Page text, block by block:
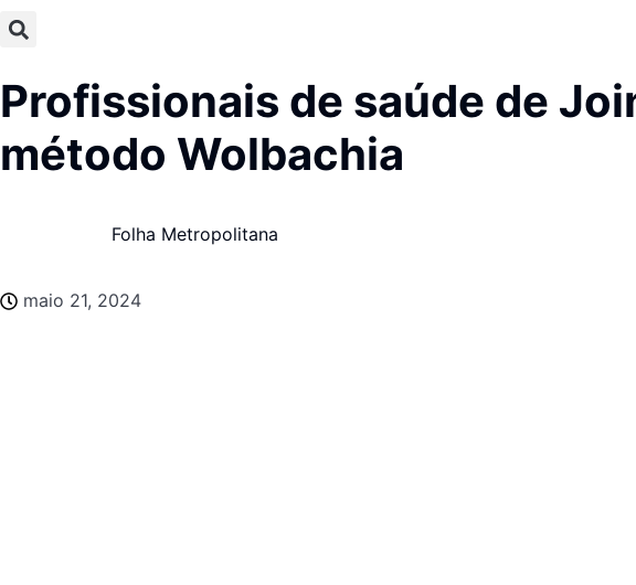
Profissionais de saúde de
método Wolbachia
Folha Metropolitana
maio 21, 2024